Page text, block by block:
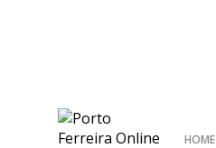
HOME